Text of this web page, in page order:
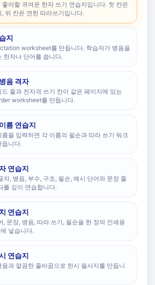
좋아할 귀여운 한자 쓰기 연습지입니다. 첫 칸은
, 뒤 칸은 연한 따라쓰기입니다.
지
worksheet를 만듭니다. 학습자가 병음을
한자나 단어를 씁니다.
음 격자
드 줄과 전자격 쓰기 칸이 같은 페이지에 있는
worksheet를 만듭니다.
름 연습지
름을 입력하면 각 이름의 필순과 따라 쓰기 워크
듭니다.
연습지
자, 병음, 부수, 구조, 필순, 예시 단어와 문장 줄
를 깊이 연습합니다.
연습지
, 문장, 병음, 따라 쓰기, 필순을 한 장의 인쇄용
넣습니다.
연습지
음과 깔끔한 줄바꿈으로 한시 필사지를 만듭니